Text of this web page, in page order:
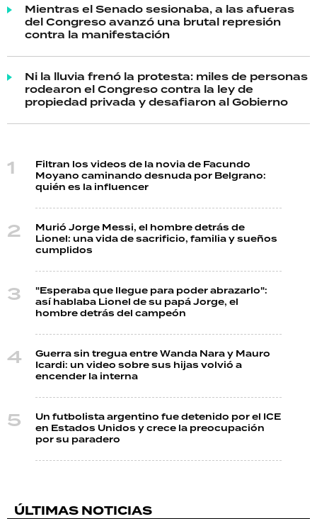
Mientras el Senado sesionaba, a las afueras
del Congreso avanzó una brutal represión
contra la manifestación
Ni la lluvia frenó la protesta: miles de personas
rodearon el Congreso contra la ley de
propiedad privada y desafiaron al Gobierno
Filtran los videos de la novia de Facundo
Moyano caminando desnuda por Belgrano:
quién es la influencer
Murió Jorge Messi, el hombre detrás de
Lionel: una vida de sacrificio, familia y sueños
cumplidos
"Esperaba que llegue para poder abrazarlo":
así hablaba Lionel de su papá Jorge, el
hombre detrás del campeón
Guerra sin tregua entre Wanda Nara y Mauro
Icardi: un video sobre sus hijas volvió a
encender la interna
Un futbolista argentino fue detenido por el ICE
en Estados Unidos y crece la preocupación
por su paradero
ÚLTIMAS NOTICIAS